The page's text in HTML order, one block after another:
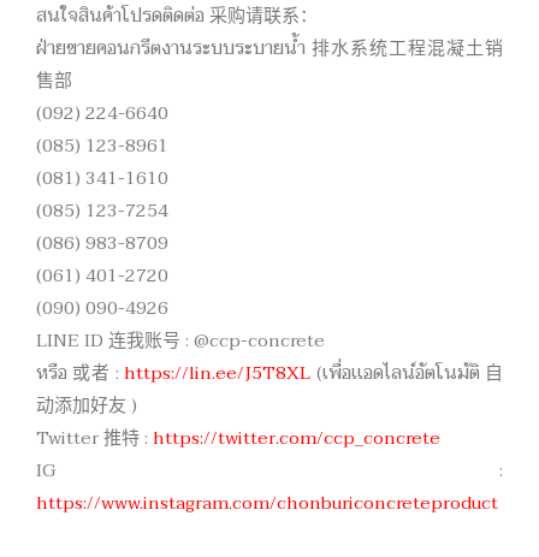
สนใจสินค้าโปรดติดต่อ 采购请联系：
ฝ่ายขายคอนกรีตงานระบบระบายน้ำ 排水系统工程混凝土销
售部
(092) 224-6640
(085) 123-8961
(081) 341-1610
(085) 123-7254
(086) 983-8709
(061) 401-2720
(090) 090-4926
LINE ID 连我账号 : @ccp-concrete
หรือ 或者 :https://lin.ee/J5T8XL(เพื่อเเอดไลน์อัตโนมัติ 自
动添加好友 )
Twitter 推特 :https://twitter.com/ccp_concrete
IG :
https://www.instagram.com/chonburiconcreteproduct